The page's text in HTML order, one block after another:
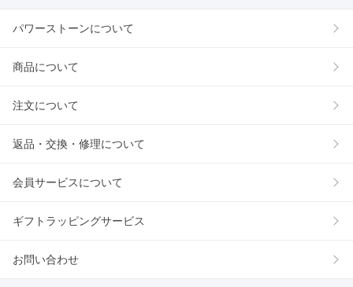
パワーストーンについて
商品について
注文について
返品・交換・修理について
会員サービスについて
ギフトラッピングサービス
お問い合わせ